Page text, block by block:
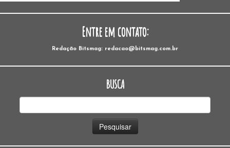
Entre em contato:
Redação Bitsmag: redacao@bitsmag.com.br
BUSCA